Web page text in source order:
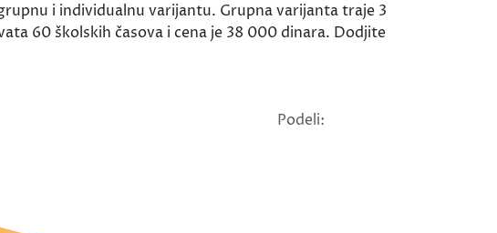
i individualnu varijantu. Grupna varijanta traje 3
60 školskih časova i cena je 38 000 dinara. Dodjite
Podeli: